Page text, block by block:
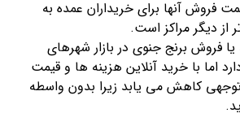
فروش آنها برای خریداران عمده به
از دیگر مراکز است.
یا فروش برنج جنوی در بازار شهرهای
اما با خرید آنلاین هزینه ها و قیمت
توجهی کاهش می یابد زیرا بدون واسطه